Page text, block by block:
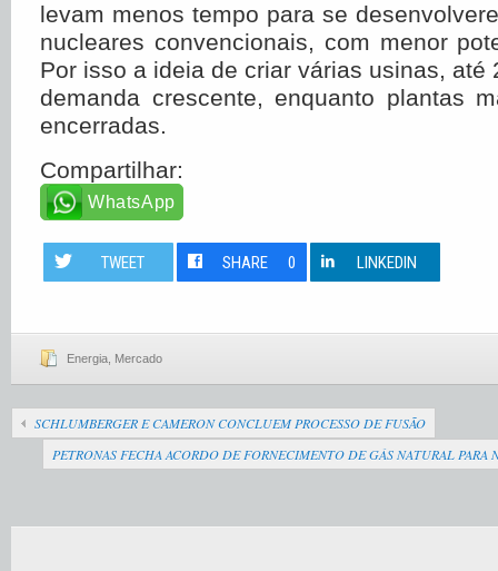
levam menos tempo para se
nucleares convencionais, com menor
Por isso a ideia de criar várias usinas, até
demanda crescente, enquanto plantas
encerradas.
Compartilhar:
WhatsApp
TWEET SHARE 0 LINKEDIN
Energia Mercado
SCHLUMBERGER E CAMERON CONCLUEM PROCESSO DE FUSÃO
PETRONAS FECHA ACORDO DE FORNECIMENTO DE GÁS NATURAL PARA